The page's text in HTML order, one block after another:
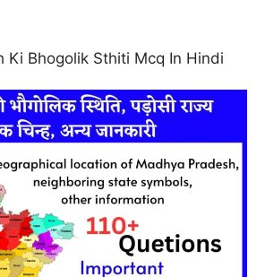
Ki Bhogolik Sthiti Mcq In Hindi